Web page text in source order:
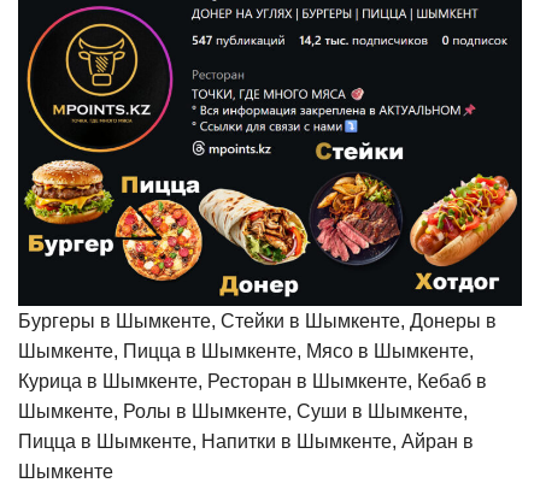
Бургеры в Шымкенте, Стейки в Шымкенте, Донеры в
Шымкенте, Пицца в Шымкенте, Мясо в Шымкенте,
Курица в Шымкенте, Ресторан в Шымкенте, Кебаб в
Шымкенте, Ролы в Шымкенте, Суши в Шымкенте,
Пицца в Шымкенте, Напитки в Шымкенте, Айран в
Шымкенте